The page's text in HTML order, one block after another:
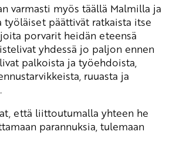
varmasti myös täällä Malmilla ja
työläiset päättivät ratkaista itse
porvarit heidän eteensä
yhdessä jo paljon ennen
palkoista ja työehdoista,
ruuasta ja
että liittoutumalla yhteen he
parannuksia, tulemaan